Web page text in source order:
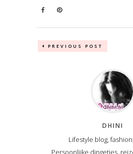
PREVIOUS POST
DHINI
Lifestyle blog,
Persoonlijke dingetjes,